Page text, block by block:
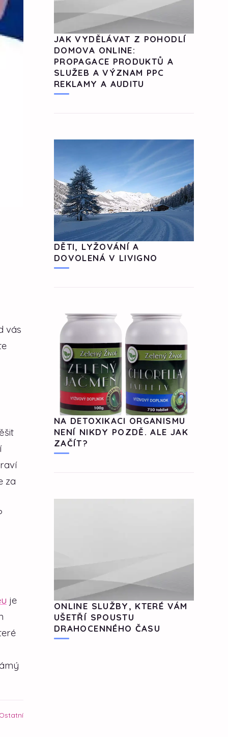
vás
za
je
JAK VYDĚLÁVAT Z POHODLÍ
DOMOVA ONLINE:
PROPAGACE PRODUKTŮ A
SLUŽEB A VÝZNAM PPC
REKLAMY A AUDITU
DĚTI, LYŽOVÁNÍ A
DOVOLENÁ V LIVIGNO
NA DETOXIKACI ORGANISMU
NENÍ NIKDY POZDĚ. ALE JAK
ZAČÍT?
ONLINE SLUŽBY, KTERÉ VÁM
UŠETŘÍ SPOUSTU
DRAHOCENNÉHO ČASU